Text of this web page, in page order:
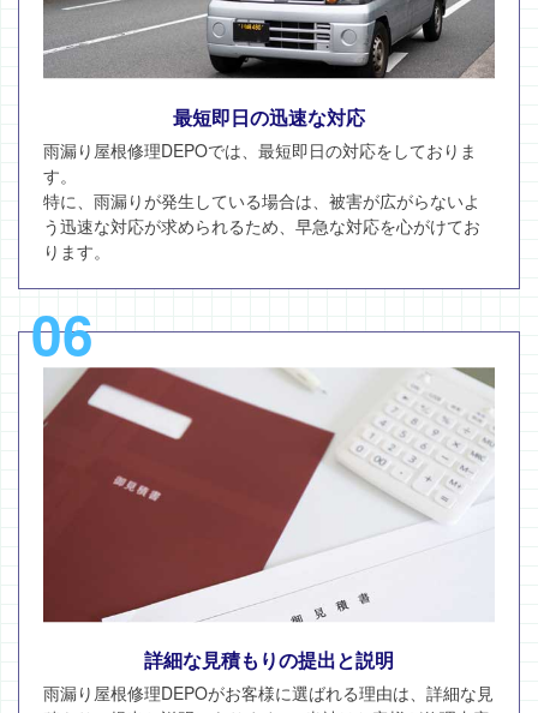
最短即日の迅速な対応
雨漏り屋根修理DEPOでは、最短即日の対応をしておりま
す。
特に、雨漏りが発生している場合は、被害が広がらないよ
う迅速な対応が求められるため、早急な対応を心がけてお
ります。
06
詳細な見積もりの提出と説明
雨漏り屋根修理DEPOがお客様に選ばれる理由は、詳細な見